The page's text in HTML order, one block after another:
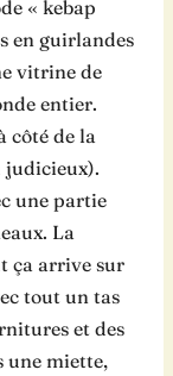
« kebap
en guirlandes
vitrine de
entier.
côté de la
judicieux).
une partie
La
ça arrive sur
tout un tas
et des
une miette,